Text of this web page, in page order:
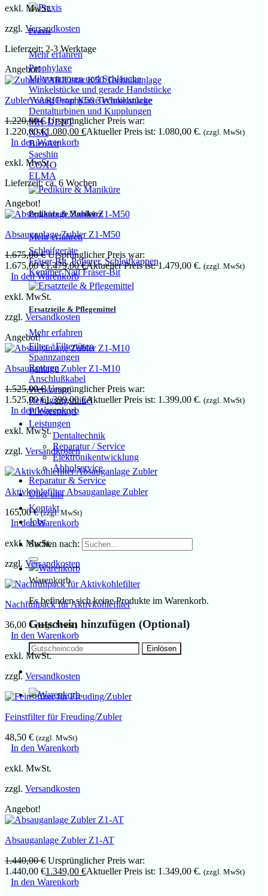
Praxis
Mehr erfahren
Prophylaxe
Mikromotoren und Schläuche
Winkelstücke und gerade Handstücke
Young Prophylaxe Winkelstücke
Dentalturbinen und Kupplungen
MK-DENT
NSK
BienAir
Saeshin
COXO
ELMA
Pediküre & Maniküre
Mehr erfahren
Schleifgeräte
Fräser-Bit, Polierer, Schleifkappen
Kemmer Nail Fräser-Bit
Ersatzteile & Pflegemittel
Mehr erfahren
Filter / Filtertüten
Spannzangen
Rotoren
Anschlußkabel
Werkzeuge
Reinigungsmittel
Pflegesprays
Leistungen
Dentaltechnik
Reparatur / Service
Elektronikentwicklung
Abholservice
Reparatur & Service
Über uns
Kontakt
Jobs
Suchen nach:
Warenkorb
Es befinden sich keine Produkte im Warenkorb.
Gutschein hinzufügen (Optional)
exkl. MwSt.
zzgl. Versandkosten
Lieferzeit: 2-3 Werktage
Angebot!
Zubler VARIOstar K50 Technikanlage
1.220,00€ Ursprünglicher Preis war:
1.220,00 €1.080,00 €Aktueller Preis ist: 1.080,00 €. (zzgl. MwSt)
In den Warenkorb
exkl. MwSt.
Lieferzeit:ca. 6 Wochen
Angebot!
Absauganlage Zubler Z1-M50
1.675,00€ Ursprünglicher Preis war:
1.675,00 €1.479,00€Aktueller Preis ist: 1.479,00 €. (zzgl. MwSt)
In den Warenkorb
exkl. MwSt.
zzgl. Versandkosten
Angebot!
Absauganlage Zubler Z1-M10
1.525,00€ Ursprünglicher Preis war:
1.525,00 €1.399,00€Aktueller Preis ist: 1.399,00 €. (zzgl. MwSt)
In den Warenkorb
exkl. MwSt.
zzgl. Versandkosten
Aktivkohlefilter Absauganlage Zubler
165,00€ (zzgl. MwSt)
In den Warenkorb
exkl. MwSt.
zzgl. Versandkosten
Nachfüllpack für Aktivkohlefilter
36,00 € (zzgl. MwSt)
In den Warenkorb
exkl. MwSt.
zzgl. Versandkosten
Feinstfilter für Freuding/Zubler
48,50 € (zzgl. MwSt)
In den Warenkorb
exkl. MwSt.
zzgl. Versandkosten
Angebot!
Absauganlage Zubler Z1-AT
1.440,00€ Ursprünglicher Preis war:
1.440,00 €1.349,00 €Aktueller Preis ist: 1.349,00 €. (zzgl. MwSt)
In den Warenkorb